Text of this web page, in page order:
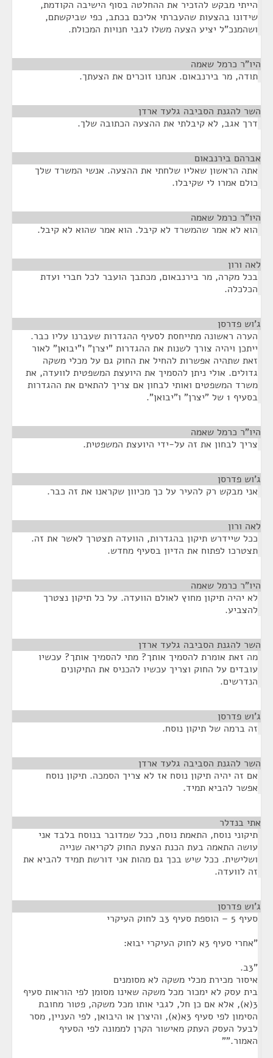
הייתי מבקש להזכיר את ההחלטה בסוף הישיבה הקודמת,
שידונו בהצעות שהעברתי אליכם בכתב, כפי שביקשתם,
ושהמנכ"ל יציע הצעה משלו לגבי חנויות המכולת.
היו"ר כרמל שאמה
תודה, מר בירנבאום. אנחנו זוכרים את הצעתך.
השר להגנת הסביבה גלעד ארדן
דרך אגב, לא קיבלתי את ההצעה הכתובה שלך.
אברהם בירנבאום
אתה הראשון שאליו שלחתי את ההצעה. אנשי המשרד שלך
כולם אמרו לי שקיבלו.
היו"ר כרמל שאמה
הוא לא אמר שהמשרד לא קיבל. הוא אמר שהוא לא קיבל.
לאה ורון
בכל מקרה, מר בירנבאום, מכתבך הועבר לכל חברי ועדת
הכלכלה.
ג'וש פדרסן
הערה ראשונה מתייחסת לסעיף ההגדרות שעברנו עליו כבר.
ייתכן ויהיה צורך לשנות את ההגדרות "יצרן" ו"יבואן" לאור
זאת שתהיה אפשרות להחיל את החוק גם על מכלי משקה
גדולים. אולי ניתן להסמיך את היועצת המשפטית לוועדה, את
משרד המשפטים ואותי לבחון אם צריך להתאים את ההגדרות
בסעיף 1 של "יצרן" ו"יבואן".
היו"ר כרמל שאמה
צריך לבחון את זה על-ידי היועצת המשפטית.
ג'וש פדרסן
אני מבקש רק להעיר על כך מכיוון שקראנו את זה כבר.
לאה ורון
ככל שיידרש תיקון בהגדרות, הוועדה תצטרך לאשר את זה.
תצטרכו לפתוח את הדיון בסעיף מחדש.
היו"ר כרמל שאמה
לא יהיה תיקון מחוץ לאולם הוועדה. על כל תיקון נצטרך
להצביע.
השר להגנת הסביבה גלעד ארדן
מה זאת אומרת להסמיך אותך? מתי להסמיך אותך? עכשיו
עובדים על החוק וצריך עכשיו להכניס את התיקונים
הנדרשים.
ג'וש פדרסן
זה ברמה של תיקון נוסח.
השר להגנת הסביבה גלעד ארדן
אם זה יהיה תיקון נוסח אז לא צריך הסמכה. תיקון נוסח
אפשר להביא תמיד.
אתי בנדלר
תיקוני נוסח, התאמת נוסח, ככל שמדובר בנוסח בלבד אני
עושה התאמה בעת הכנת הצעת החוק לקריאה שנייה
ושלישית. ככל שיש בכך גם מהות אני דורשת תמיד להביא את
זה לוועדה.
ג'וש פדרסן
סעיף 5 – הוספת סעיף 3ב לחוק העיקרי
"אחרי סעיף 3א לחוק העיקרי יבוא:
"3ב.
איסור מכירת מכלי משקה לא מסומנים
בית עסק לא ימכור מכל משקה שאינו מסומן לפי הוראות סעיף
3(א), אלא אם כן חל, לגבי אותו מכל משקה, פטור מחובת
הסימון לפי סעיף 3א(א), והיצרן או היבואן, לפי העניין, מסר
לבעל העסק העתק מאישור הקרן לממונה לפי הסעיף
האמור.""